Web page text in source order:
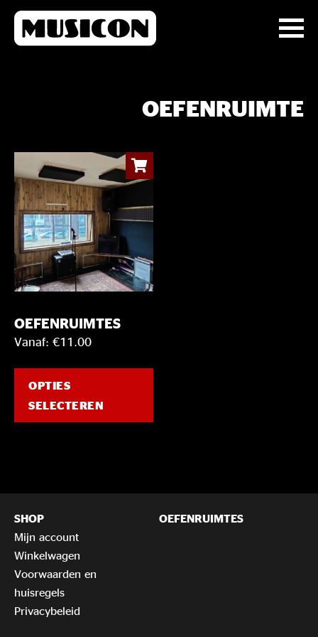
OEFENRUIMTE
OEFENRUIMTES
Vanaf: €11.00
OPTIES
SELECTEREN
SHOP
Mijn account
Winkelwagen
Voorwaarden en
huisregels
Privacybeleid
OEFENRUIMTES